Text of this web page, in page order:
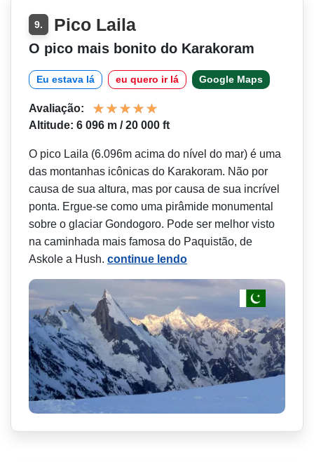
9. Pico Laila
O pico mais bonito do Karakoram
Eu estava lá eu quero ir lá Google Maps
Avaliação:
Altitude: 6 096 m / 20 000 ft
O pico Laila (6.096m acima do nível do mar) é uma
das montanhas icônicas do Karakoram. Não por
causa de sua altura, mas por causa de sua incrível
ponta. Ergue-se como uma pirâmide monumental
sobre o glaciar Gondogoro. Pode ser melhor visto
na caminhada mais famosa do Paquistão, de
Askole a Hush. continue lendo